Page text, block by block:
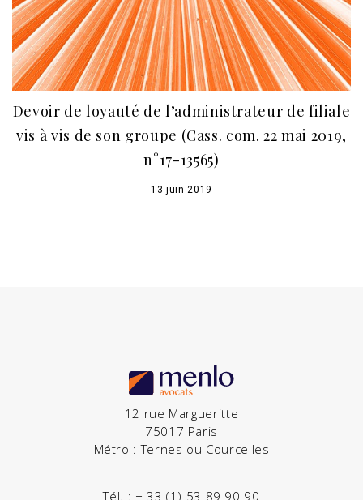
Devoir de loyauté de l’administrateur de filiale
vis à vis de son groupe (Cass. com. 22 mai 2019,
n°17-13565)
13 juin 2019
12 rue Margueritte
75017 Paris
Métro : Ternes ou Courcelles
Tél. : + 33 (1) 53 89 90 90